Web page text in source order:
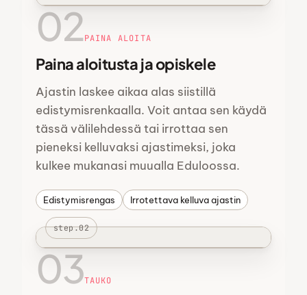
02PAINA ALOITA
Paina aloitusta ja opiskele
Ajastin laskee aikaa alas siistillä
edistymisrenkaalla. Voit antaa sen käydä
tässä välilehdessä tai irrottaa sen
pieneksi kelluvaksi ajastimeksi, joka
kulkee mukanasi muualla Eduloossa.
Edistymisrengas Irrotettava kelluva ajastin
step.02
03TAUKO